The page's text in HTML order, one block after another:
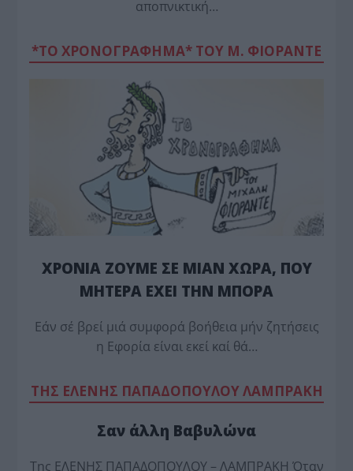
αποπνικτική…
*ΤΟ ΧΡΟΝΟΓΡΑΦΗΜΑ* ΤΟΥ Μ. ΦΙΟΡΆΝΤΕ
ΧΡΟΝΙΑ ΖΟΥΜΕ ΣΕ ΜΙΑΝ ΧΩΡΑ, ΠΟΥ
ΜΗΤΕΡΑ ΕΧΕΙ ΤΗΝ ΜΠΟΡΑ
Εάν σέ βρεί μιά συμφορά βοήθεια μήν ζητήσεις
η Εφορία είναι εκεί καί θά…
TΗΣ ΕΛΕΝΗΣ ΠΑΠΑΔΟΠΟΥΛΟΥ ΛΑΜΠΡΑΚΗ
Σαν άλλη Βαβυλώνα
Της ΕΛΕΝΗΣ ΠΑΠΑΔΟΠΟΥΛΟΥ – ΛΑΜΠΡΑΚΗ Όταν